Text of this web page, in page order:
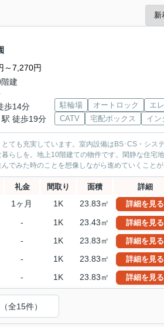
～7,270円
建
歩14分
駅 徒歩19分
駐輪場 オートロック
エ
CATV
宅配ボックス イン
ても充実しています。室内設備はBS･CS・シス
らしを。地上10階建ての物件です。閑静な住宅
でみた時のことを想像しながら進めていくこと
礼金 間取り 面積 詳細
1ヶ月 1K 23.83㎡ 詳細を見る
- 1K 23.43㎡ 詳細を見る
- 1K 23.83㎡ 詳細を見る
- 1K 23.83㎡ 詳細を見る
- 1K 23.83㎡ 詳細を見る
全15件）